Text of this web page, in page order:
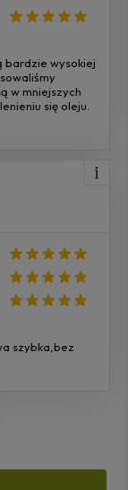
bardzie wysokiej
w mniejszych
się oleju.
szybka,bez